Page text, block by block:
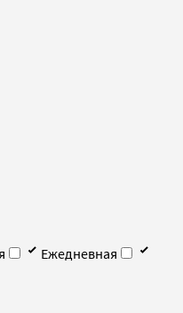
Ежедневная